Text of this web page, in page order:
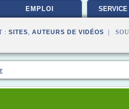
EMPLOI
: SITES, AUTEURS DE VIDÉOS |